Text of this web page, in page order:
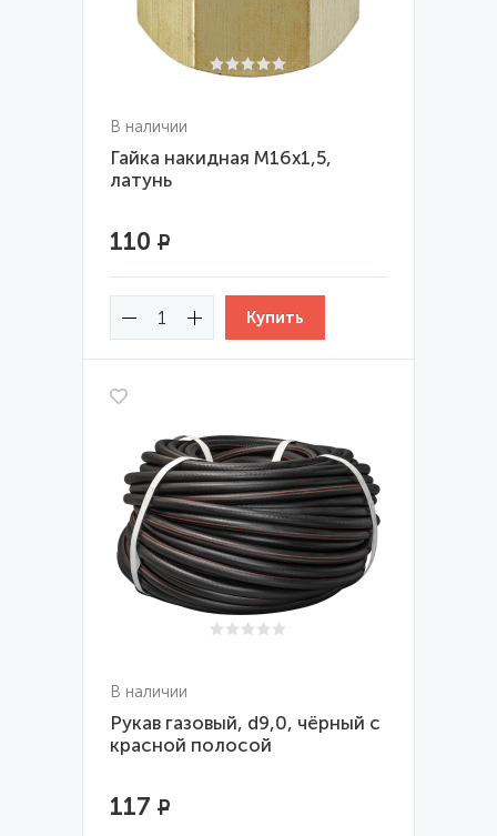
В наличии
Гайка накидная М16х1,5,
латунь
110 Р
В наличии
Рукав газовый, d9,0, чёрный с
красной полосой
117 Р